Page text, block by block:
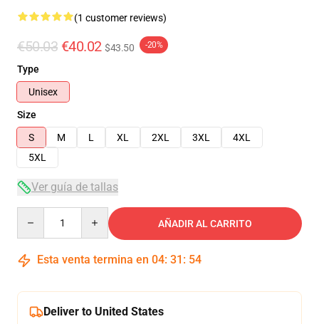
(1 customer reviews)
€50.03 €40.02 $43.50 -20%
Type
Unisex
Size
S
M L XL 2XL 3XL
4XL
5XL
Ver guía de tallas
AÑADIR AL CARRITO
Esta venta termina en 04: 31 : 54
Deliver to United States